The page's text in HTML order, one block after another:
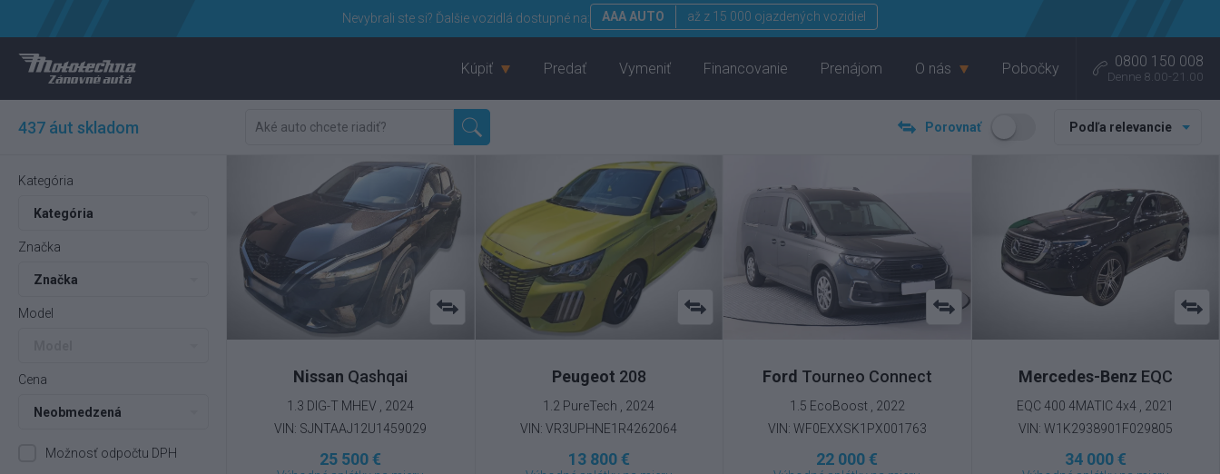
Nevybrali ste si? Ďalšie vozidlá dostupné na: AAA AUTO až z 15 000 ojazdených vozidiel
Kúpiť Predať Vymeniť Financovanie Prenájom O nás Pobočky 0800 150 008
Denne 8.00-21.00
437 áut skladom Porovnať Podľa relevancie
Kategória
Kategória
Značka
Značka
Model
Cena
Neobmedzená
Možnosť odpočtu DPH
Nissan Qashqai
1.3 DIG-T MHEV , 2024
VIN: SJNTAAJ12U1459029
25 500 €
Peugeot 208
1.2 PureTech , 2024
VIN: VR3UPHNE1R4262064
13 800 €
Ford Tourneo Connect
1.5 EcoBoost , 2022
VIN: WF0EXXSK1PX001763
22 000 €
Mercedes-Benz EQC
EQC 400 4MATIC 4x4 , 2021
VIN: W1K2938901F029805
34 000 €